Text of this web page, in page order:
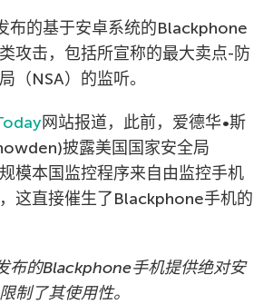
布的基于安卓系统的Blackphone
攻击，包括所宣称的最大卖点-防
（NSA）的监听。
网站报道，此前，爱德华•斯
披露美国国家安全局
规模本国监控程序来自由监控手机
这直接催生了Blackphone手机的
布的Blackphone手机提供绝对安
制了其使用性。